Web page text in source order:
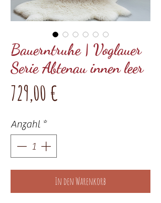
Bauerntruhe | Voglauer
Serie Abtenau innen leer
729,00 €
Anzahl *
In den Warenkorb